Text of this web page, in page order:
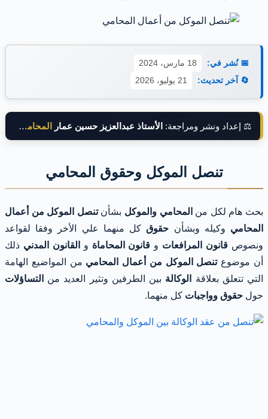
📅 نُشر في:
18 مارس، 2024
🔄 آخر تحديث:
21 يوليو، 2026
⚖️ إعداد ونشر ومراجعة: الأستاذ عبدالعزيز حسين عمار المحامي بالنقض
تنصل الموكل وحقوق المحامي
بحث هام لكل من المحامي والموكل بشأنتنصل الموكل من أعمال
المحامي وكيله وبشأن حقوق كل منهما علي الأخر وفقا لقواعد
ونصوص قانون المرافعات و قانون المحاماة و القانون المدني ذلك
أن موضوعتنصل الموكل من أعمال المحامي من المواضيع الهامة
التي تتعلق بعلاقة
الوكالة بين الطرفين وتثير العديد من
التساؤلات
حول حقوق وواجبات كل منهما.